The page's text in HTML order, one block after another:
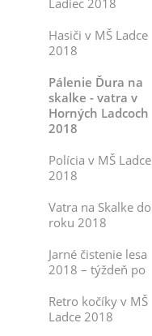
Ladiec 2018
Hasiči v MŠ Ladce
2018
Pálenie Ďura na
skalke - vatra v
Horných Ladcoch
2018
Polícia v MŠ Ladce
2018
Vatra na Skalke do
roku 2018
Jarné čistenie lesa
2018 – týždeň po
Retro kočíky v MŠ
Ladce 2018